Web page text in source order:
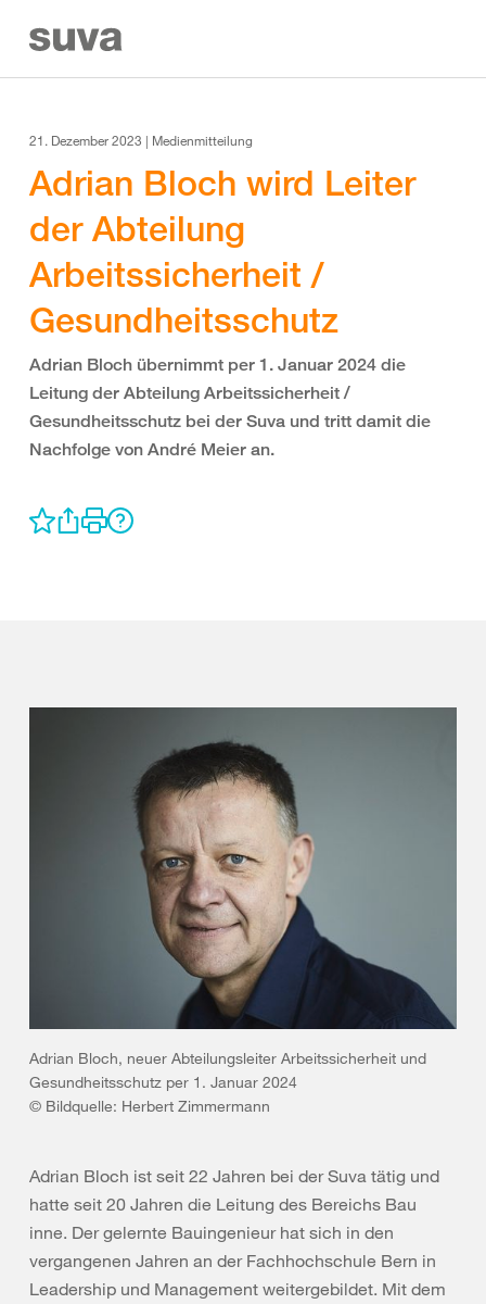
21. Dezember 2023 | Medienmitteilung
Adrian Bloch wird Leiter
der Abteilung
Arbeitssicherheit /
Gesundheitsschutz
Adrian Bloch übernimmt per 1. Januar 2024 die
Leitung der Abteilung Arbeitssicherheit /
Gesundheitsschutz bei der Suva und tritt damit die
Nachfolge von André Meier an.
Adrian Bloch, neuer Abteilungsleiter Arbeitssicherheit und
Gesundheitsschutz per 1. Januar 2024
© Bildquelle: Herbert Zimmermann
Adrian Bloch ist seit 22 Jahren bei der Suva tätig und
hatte seit 20 Jahren die Leitung des Bereichs Bau
inne. Der gelernte Bauingenieur hat sich in den
vergangenen Jahren an der Fachhochschule Bern in
Leadership und Management weitergebildet. Mit dem